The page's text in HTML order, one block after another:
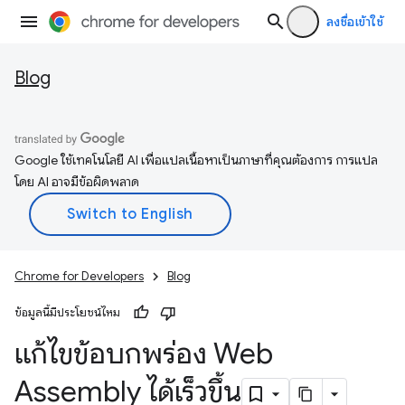
ลงชื่อเข้าใช้
Blog
Google ใช้เทคโนโลยี AI เพื่อแปลเนื้อหาเป็นภาษาที่คุณต้องการ การแปล
โดย AI อาจมีข้อผิดพลาด
Chrome for Developers Blog
ข้อมูลนี้มีประโยชน์ไหม
แก้ไขข้อบกพร่อง Web
Assembly ได้เร็วขึ้น